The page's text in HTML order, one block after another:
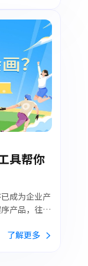
通过简洁的
前端页面，
具帮你
成为企业产
产品，往往
理了8款热
户到专业设
了解更多